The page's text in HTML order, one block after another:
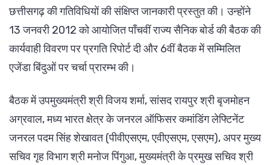
छत्तीसगढ़ की गतिविधियों की संक्षिप्त जानकारी प्रस्तुत की। उन्होंने
13 जनवरी 2012 को आयोजित पाँचवीं राज्य सैनिक बोर्ड की बैठक की
कार्यवाही विवरण पर प्रगति रिपोर्ट दी और 6वीं बैठक में सम्मिलित
एजेंडा बिंदुओं पर चर्चा प्रारम्भ की।
बैठक में उपमुख्यमंत्री श्री विजय शर्मा, सांसद रायपुर श्री बृजमोहन
अग्रवाल, मध्य भारत क्षेत्र के जनरल ऑफिसर कमांडिंग लेफ्टिनेंट
जनरल पदम सिंह शेखावत (पीवीएसएम, एवीएसएम, एसएम), अपर मुख्य
सचिव गृह विभाग श्री मनोज पिंगुआ, मुख्यमंत्री के प्रमुख सचिव श्री